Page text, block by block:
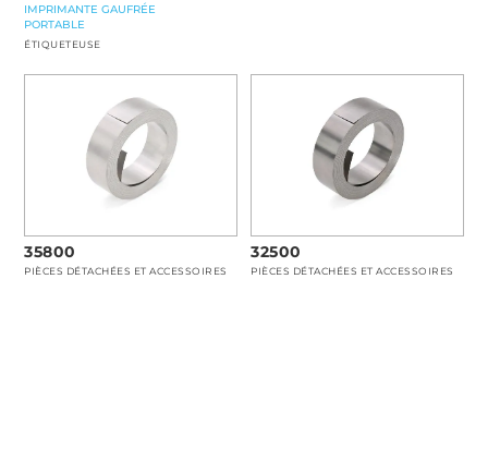
IMPRIMANTE GAUFRÉE
PORTABLE
ÉTIQUETEUSE
35800
PIÈCES DÉTACHÉES ET ACCESSOIRES
32500
PIÈCES DÉTACHÉES ET ACCESSOIRES